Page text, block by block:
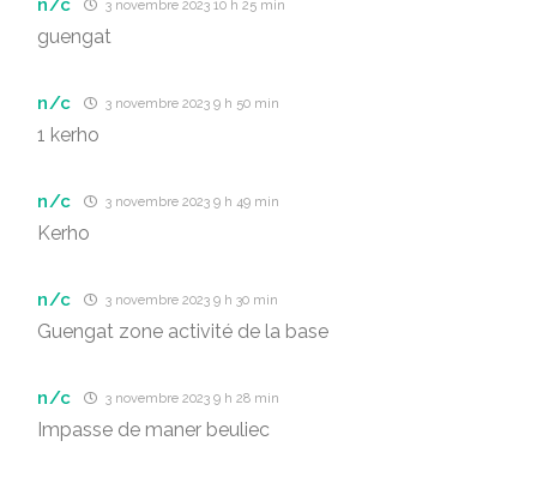
3 novembre 2023 10 h 25 min
guengat
n/c 3 novembre 2023 9 h 50 min
1 kerho
n/c 3 novembre 2023 9 h 49 min
Kerho
n/c 3 novembre 2023 9 h 30 min
Guengat zone activité de la base
n/c 3 novembre 2023 9 h 28 min
Impasse de maner beuliec